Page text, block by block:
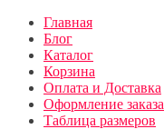
Главная
Блог
Каталог
Корзина
Оплата и Доставка
Оформление заказа
Таблица размеров